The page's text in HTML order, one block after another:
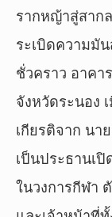
รากหญ้าสู่สาก
ระเบิดความมั
ชั่วคราว อาคา
จังหวัดระนอง
เกียรติจาก นา
เป็นประธานเ
ในวงการกีฬา